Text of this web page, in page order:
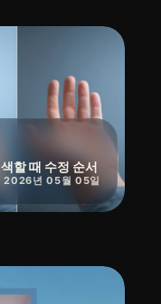
할 때 수정 순서
2026년 05월 05일